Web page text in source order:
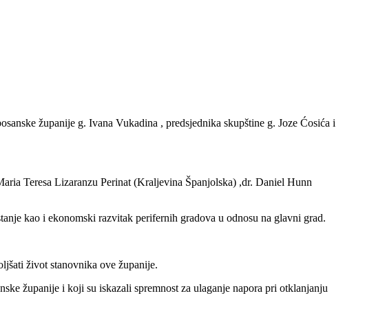
županije g. Ivana Vukadina , predsjednika skupštine g. Joze Ćosića i
Teresa Lizaranzu Perinat (Kraljevina Španjolska) ,dr. Daniel Hunn
kao i ekonomski razvitak perifernih gradova u odnosu na glavni grad.
život stanovnika ove županije.
županije i koji su iskazali spremnost za ulaganje napora pri otklanjanju